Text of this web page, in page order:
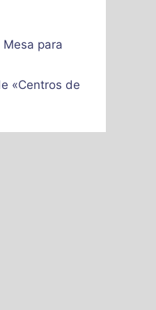
Mesa para
«Centros de